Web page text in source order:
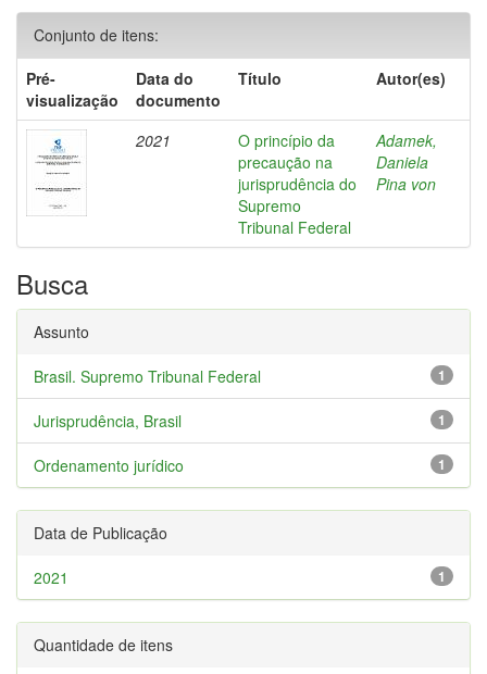
Conjunto de itens:
Pré-
visualização
Data do
documento
Título Autor(es)
2021
O princípio da
precaução na
jurisprudência do
Supremo
Tribunal Federal
Adamek,
Daniela
Pina von
Busca
Assunto
1
Brasil. Supremo Tribunal Federal
1
Jurisprudência, Brasil
1
Ordenamento jurídico
Data de Publicação
1
2021
Quantidade de itens